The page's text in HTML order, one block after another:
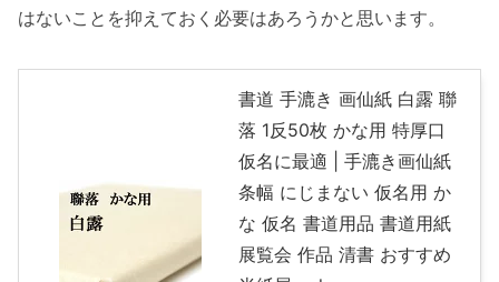
はないことを抑えておく必要はあろうかと思います。
書道 手漉き 画仙紙 白露 聯
落 1反50枚 かな用 特厚口
仮名に最適 | 手漉き画仙紙
条幅 にじまない 仮名用 か
な 仮名 書道用品 書道用紙
展覧会 作品 清書 おすすめ